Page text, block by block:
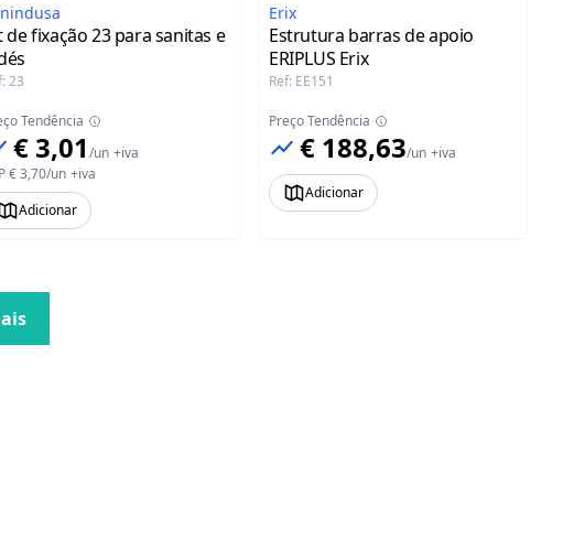
de fixação 23 para sanitas e
: 23
Tendência
€ 3,01 /un +iva
€ 3,70/un +iva
Adicionar
Erix
Estrutura barras de apoio
ERIPLUS Erix
Ref: EE151
Preço Tendência
€ 188,63/un +iva
Adicionar